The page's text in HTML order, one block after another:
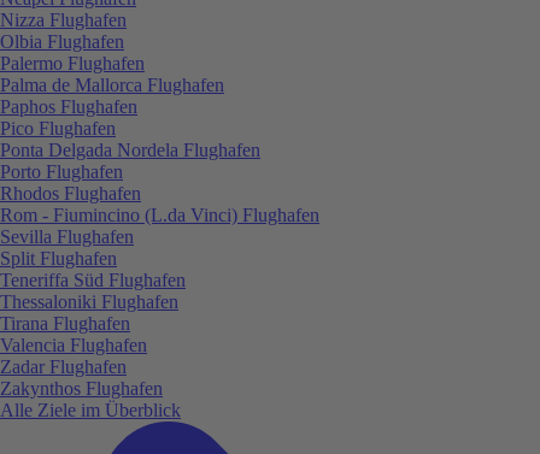
Nizza Flughafen
Olbia Flughafen
Palermo Flughafen
Palma de Mallorca Flughafen
Paphos Flughafen
Pico Flughafen
Ponta Delgada Nordela Flughafen
Porto Flughafen
Rhodos Flughafen
Rom - Fiumincino (L.da Vinci) Flughafen
Sevilla Flughafen
Split Flughafen
Teneriffa Süd Flughafen
Thessaloniki Flughafen
Tirana Flughafen
Valencia Flughafen
Zadar Flughafen
Zakynthos Flughafen
Alle Ziele im Überblick